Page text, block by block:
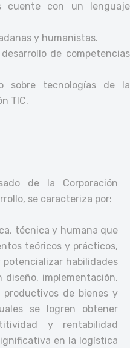
cuente con un lenguaje
y humanistas.
de competencias
sobre tecnologías de la
TIC.
de la Corporación
se caracteriza por:
técnica y humana que
teóricos y prácticos,
habilidades
implementación,
de bienes y
se logren obtener
y rentabilidad
en la logística